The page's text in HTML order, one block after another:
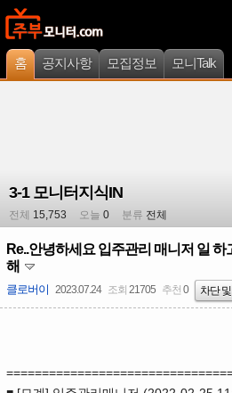
홈 공지사항 모집정보 모니Talk
3-1 모니터지식IN
전체 15,753 오늘 0 분류 전체
Re..안녕하세요 입주관리 매니저 일
해
클로버이 2023.07.24 조회 21705 추천 0 차단